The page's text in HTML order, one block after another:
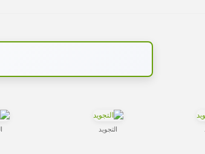
التجويد